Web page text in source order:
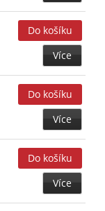
Více
Více
Více